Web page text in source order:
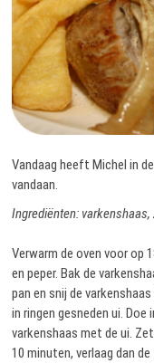
Vandaag heeft Michel in
vandaan.
Ingrediënten: varkenshaas,
Verwarm de oven voor op
en peper. Bak de
pan en snij de
in ringen gesneden ui.
varkenshaas met de ui.
10 minuten, verlaag dan